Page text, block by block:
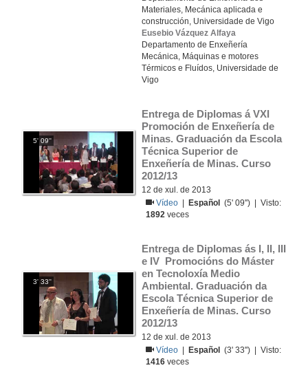
Materiales, Mecánica aplicada e
construcción, Universidade de Vigo
Eusebio Vázquez Alfaya
Departamento de Enxeñería
Mecánica, Máquinas e motores
Térmicos e Fluídos, Universidade de
Vigo
5' 09''
Entrega de Diplomas á VXI
Promoción de Enxeñería de
Minas. Graduación da Escola
Técnica Superior de
Enxeñería de Minas. Curso
2012/13
12 de xul. de 2013
Vídeo
Español
(5' 09'') | Visto:
1892 veces
3' 33''
Entrega de Diplomas ás I, II, III
e IV  Promocións do Máster
en Tecnoloxía Medio
Ambiental. Graduación da
Escola Técnica Superior de
Enxeñería de Minas. Curso
2012/13
12 de xul. de 2013
Vídeo
Español
(3' 33'') | Visto:
1416 veces